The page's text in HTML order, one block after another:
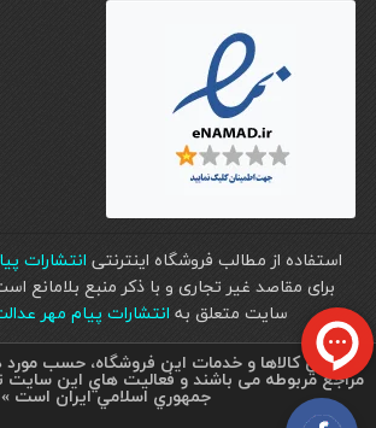
استفاده از مطالب فروشگاه اینترنتی انتشارات
برای مقاصد غیر تجاری و با ذکر منبع بلامانع
سايت متعلق به انتشارات پیام مهر
« تمامي كالاها و خدمات اين فروشگاه، حسب مورد
مراجع مربوطه می باشند و فعاليت هاي اين سايت
جمهوري اسلامي ايران است »